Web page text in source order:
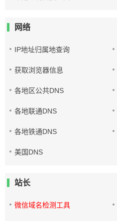
网络
IP地址归属地查询
获取浏览器信息
各地区公共DNS
各地联通DNS
各地铁通DNS
美国DNS
站长
微信域名检测工具